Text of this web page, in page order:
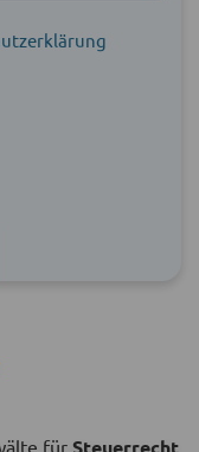
für Steuerrecht